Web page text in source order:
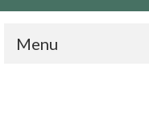
Menu